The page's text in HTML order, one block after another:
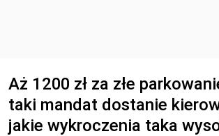
Aż 1200 zł za złe
taki mandat dostanie
jakie wykroczenia taka